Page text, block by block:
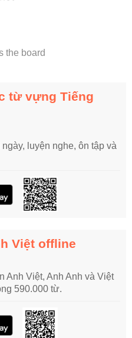
the board
từ vựng Tiếng
luyện nghe, ôn tập và
Việt offline
Anh Việt, Anh Anh và Việt
590.000 từ.